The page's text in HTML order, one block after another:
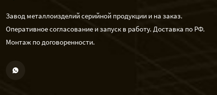
Завод металлоизделий серийной продукции и на заказ.
Оперативное согласование и запуск в работу. Доставка по РФ.
Монтаж по договоренности.